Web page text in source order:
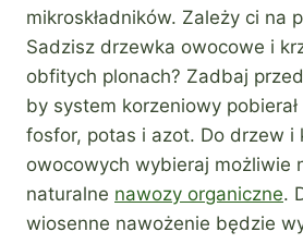
mikroskładników. Zależy ci na
Sadzisz drzewka owocowe i
obfitych plonach? Zadbaj
by system korzeniowy
fosfor, potas i azot. Do drzew i
owocowych wybieraj możliwie
naturalne nawozy organiczne.
wiosenne nawożenie będzie